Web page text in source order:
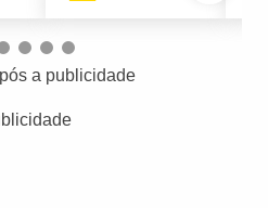
a publicidade